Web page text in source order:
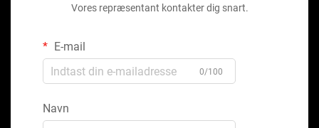
Vores repræsentant kontakter dig snart.
E-mail
0/100
Navn